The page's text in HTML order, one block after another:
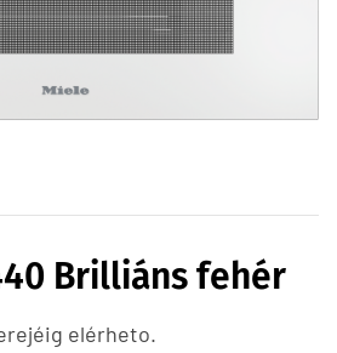
Brilliáns fehér
elérheto.